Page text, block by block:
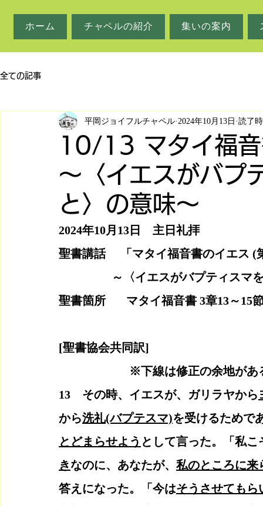
ホーム チャペルの紹介 集いの案内
全ての記事
10/13 マタイ福
～〈イエスがバプ
と〉の意味～
平岡ジョイフルチャペル 2024年10月13日 読了
2024年10月13日　主日礼拝
聖書講話     「マタイ福音書のイエス (
～〈イエスがバプティスマを
聖書箇所　   マタイ福音書 3章13～15
[聖書協会共同訳]
※下線は修正の余地がある
13　その時、イエスが、ガリラヤから
から洗礼(バプテスマ)を受けるためで
とどまらせよう として言った。「私
きなのに、あなたが、 私のところに来
答えになった。「今はそうさせてもら